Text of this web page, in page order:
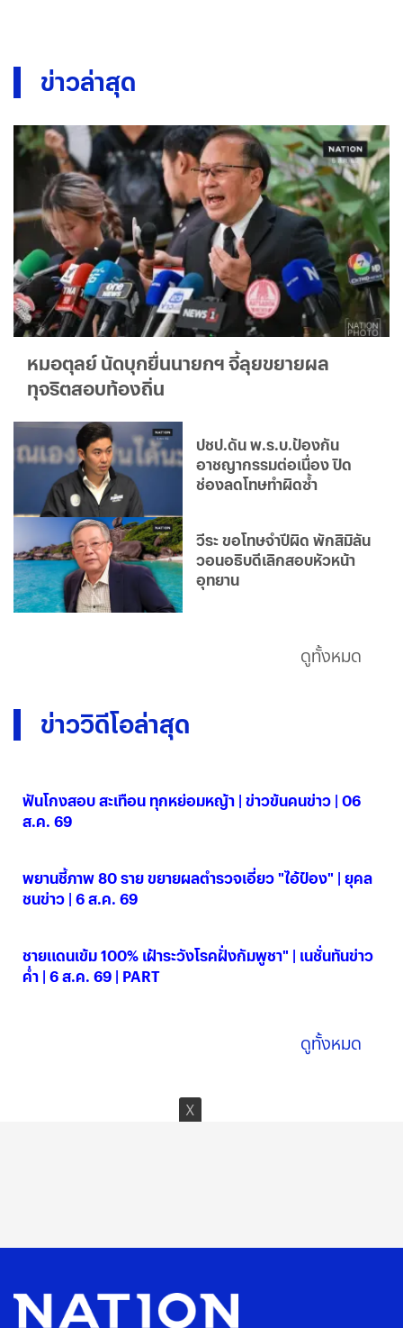
ข่าวล่าสุด
หมอตุลย์ นัดบุกยื่นนายกฯ จี้ลุยขยายผล
ทุจริตสอบท้องถิ่น
ปชป.ดัน พ.ร.บ.ป้องกัน
อาชญากรรมต่อเนื่อง ปิด
ช่องลดโทษทำผิดซ้ำ
วีระ ขอโทษจำปีผิด พักสิมิลัน
วอนอธิบดีเลิกสอบหัวหน้า
อุทยาน
ดูทั้งหมด
ข่าววิดีโอล่าสุด
ฟันโกงสอบ สะเทือน ทุกหย่อมหญ้า | ข่าวข้นคนข่าว | 06
ส.ค. 69
พยานชี้ภาพ 80 ราย ขยายผลตำรวจเอี่ยว "ไอ้ป๋อง" | ยุคล
ชนข่าว | 6 ส.ค. 69
ชายแดนเข้ม 100% เฝ้าระวังโรคฝั่งกัมพูชา" | เนชั่นทันข่าว
ค่ำ | 6 ส.ค. 69 | PART
ดูทั้งหมด